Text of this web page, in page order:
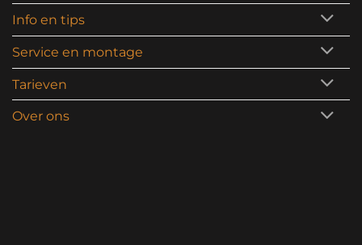
Info en tips
Service en montage
Tarieven
Over ons